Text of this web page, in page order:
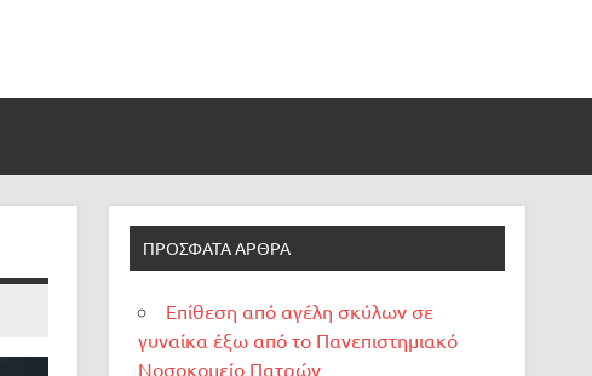
ΠΡΌΣΦΑΤΑ ΆΡΘΡΑ
Επίθεση από αγέλη σκύλων σε
γυναίκα έξω από το Πανεπιστημιακό
Νοσοκομείο Πατρών